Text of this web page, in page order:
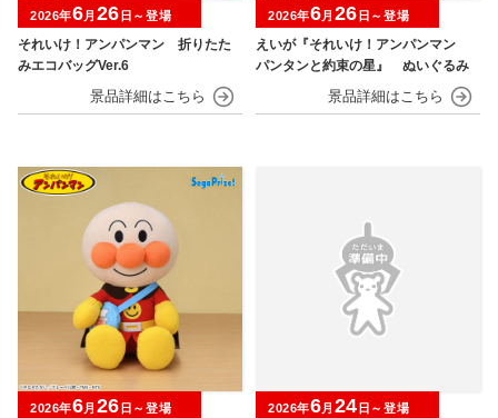
それいけ！アンパンマン 折りたた
みエコバッグVer.6
2026年6月 26 日～登場
えいが『それいけ！アンパンマン
パンタンと約束の星』 ぬいぐるみ
2026年6月 26 日～登場
2026年6月 26 日～登場 2026年6月 24 日～登場